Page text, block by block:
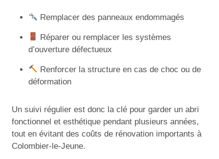
Remplacer des panneaux endommagés
Réparer ou remplacer les systèmes
d’ouverture défectueux
Renforcer la structure en cas de choc ou de
déformation
Un suivi régulier est donc la clé pour garder un abri
fonctionnel et esthétique pendant plusieurs années,
tout en évitant des coûts de rénovation importants à
Colombier-le-Jeune.